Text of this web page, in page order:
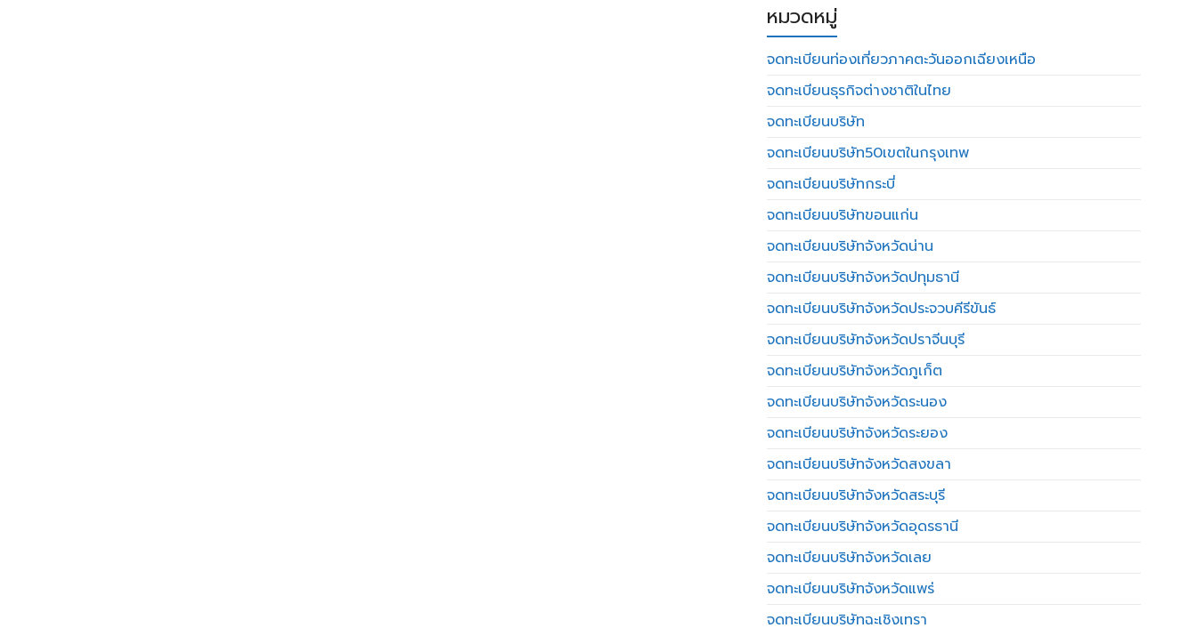
หมวดหมู่
จดทะเบียนท่องเที่ยวภาคตะวันออกเฉียงเหนือ
จดทะเบียนธุรกิจต่างชาติในไทย
จดทะเบียนบริษัท
จดทะเบียนบริษัท50เขตในกรุงเทพ
จดทะเบียนบริษัทกระบี่
จดทะเบียนบริษัทขอนแก่น
จดทะเบียนบริษัทจังหวัดน่าน
จดทะเบียนบริษัทจังหวัดปทุมธานี
จดทะเบียนบริษัทจังหวัดประจวบคีรีขันธ์
จดทะเบียนบริษัทจังหวัดปราจีนบุรี
จดทะเบียนบริษัทจังหวัดภูเก็ต
จดทะเบียนบริษัทจังหวัดระนอง
จดทะเบียนบริษัทจังหวัดระยอง
จดทะเบียนบริษัทจังหวัดสงขลา
จดทะเบียนบริษัทจังหวัดสระบุรี
จดทะเบียนบริษัทจังหวัดอุดรธานี
จดทะเบียนบริษัทจังหวัดเลย
จดทะเบียนบริษัทจังหวัดแพร่
จดทะเบียนบริษัทฉะเชิงเทรา